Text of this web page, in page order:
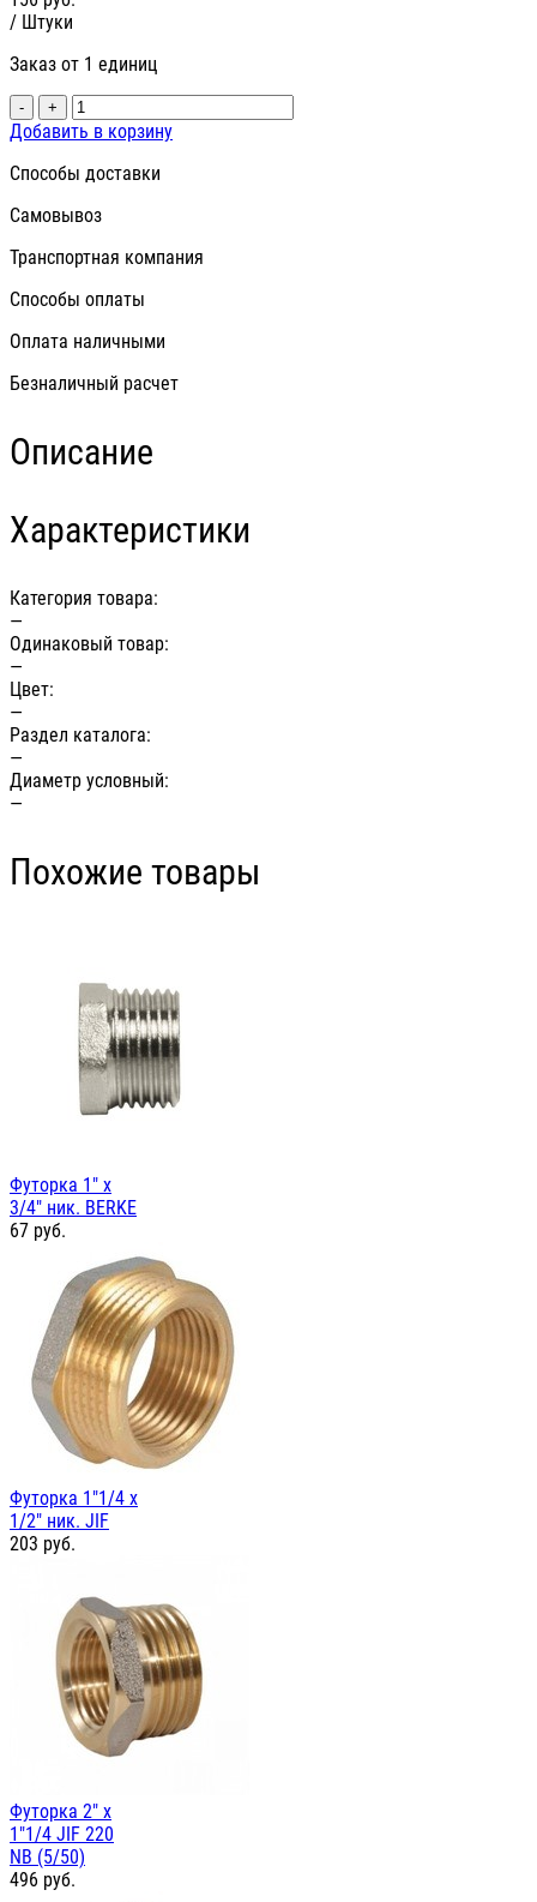
/ Штуки
Заказ от 1 единиц
- +
Добавить в корзину
Способы доставки
Самовывоз
Транспортная компания
Способы оплаты
Оплата наличными
Безналичный расчет
Описание
Характеристики
Категория товара:
—
Одинаковый товар:
—
Цвет:
—
Раздел каталога:
—
Диаметр условный:
—
Похожие товары
Футорка 1" х
3/4" ник. BERKE
67 руб.
Футорка 1"1/4 х
1/2" ник. JIF
203 руб.
Футорка 2" х
1"1/4 JIF 220
NB (5/50)
496 руб.